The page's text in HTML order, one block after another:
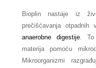
Bioplin nastaje iz
prečišćavanja otpadnih
anaerobne digestije. To
materija pomoću
Mikroorganizmi